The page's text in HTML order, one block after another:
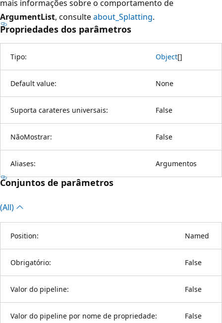
mais informações sobre o comportamento de
ArgumentList, consulteabout_Splatting.
Propriedades dos parâmetros
Tipo: Object[]
Default value: None
Suporta carateres universais: False
NãoMostrar: False
Aliases: Argumentos
Conjuntos de parâmetros
(All)
Position: Named
Obrigatório: False
Valor do pipeline: False
Valor do pipeline por nome de propriedade: False